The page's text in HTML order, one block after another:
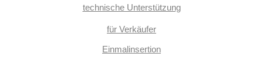
technische Unterstützung
für Verkäufer
Einmalinsertion